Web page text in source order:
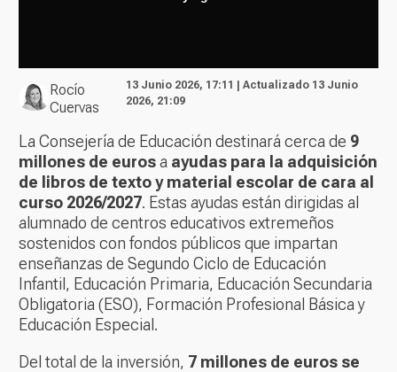
Rocío
Cuervas
13 Junio 2026, 17:11 | Actualizado 13 Junio
2026, 21:09
La Consejería de Educación destinará cerca de 9
millones de eurosa ayudas para la adquisición
de libros de texto y material escolar de cara al
curso 2026/2027. Estas ayudas están dirigidas al
alumnado de centros educativos extremeños
sostenidos con fondos públicos que impartan
enseñanzas de Segundo Ciclo de Educación
Infantil, Educación Primaria, Educación Secundaria
Obligatoria (ESO), Formación Profesional Básica y
Educación Especial.
Del total de la inversión, 7 millones de euros se